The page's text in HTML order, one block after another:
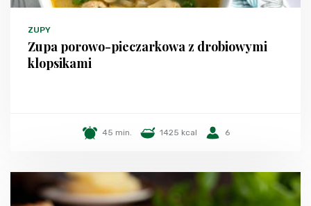
ZUPY
Zupa porowo-pieczarkowa z drobiowymi
klopsikami
45 min. 1425 kcal 6